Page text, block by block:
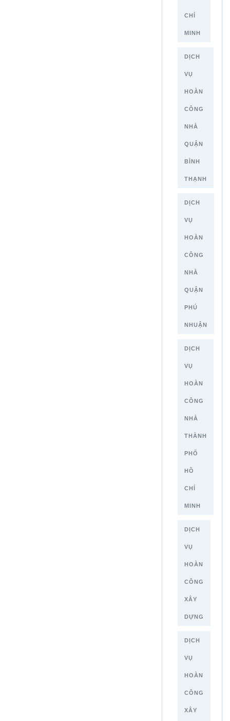
CHÍ
MINH
DỊCH
VỤ
HOÀN
CÔNG
NHÀ
QUẬN
BÌNH
THẠNH
DỊCH
VỤ
HOÀN
CÔNG
NHÀ
QUẬN
PHÚ
NHUẬN
DỊCH
VỤ
HOÀN
CÔNG
NHÀ
THÀNH
PHỐ
HỒ
CHÍ
MINH
DỊCH
VỤ
HOÀN
CÔNG
XÂY
DỰNG
DỊCH
VỤ
HOÀN
CÔNG
XÂY